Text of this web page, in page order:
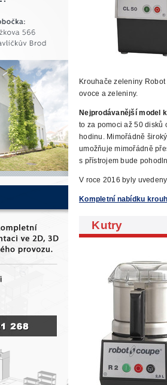
Krouhače zeleniny
ovoce a zeleniny.
Nejprodávanější model
to za pomoci až 50 disků
hodinu. Mimořádně
umožňuje mimořádně
s přístrojem bude
V roce 2016 byly
Kompletní nabídku
Kutry